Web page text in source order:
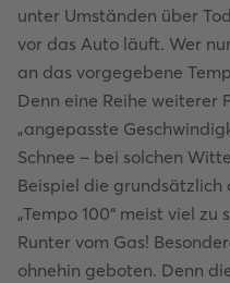
unter Umständen über
vor das Auto läuft. Wer
an das vorgegebene
Denn eine Reihe weiterer
„angepasste
Schnee – bei solchen
Beispiel die
„Tempo 100“ meist viel
Runter vom Gas!
ohnehin geboten. Denn